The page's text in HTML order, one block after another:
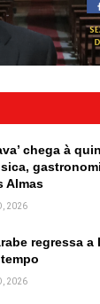
chega à
Almas
2026
regressa
2026